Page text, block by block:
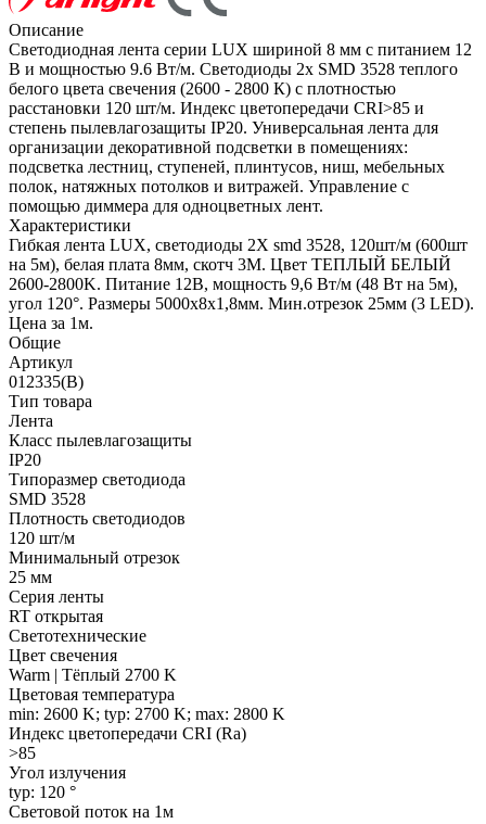
Описание
Светодиодная лента серии LUX шириной 8 мм с питанием 12
В и мощностью 9.6 Вт/м. Светодиоды 2x SMD 3528 теплого
белого цвета свечения (2600 - 2800 К) с плотностью
расстановки 120 шт/м. Индекс цветопередачи CRI>85 и
степень пылевлагозащиты IP20. Универсальная лента для
организации декоративной подсветки в помещениях:
подсветка лестниц, ступеней, плинтусов, ниш, мебельных
полок, натяжных потолков и витражей. Управление с
помощью диммера для одноцветных лент.
Характеристики
Гибкая лента LUX, светодиоды 2Х smd 3528, 120шт/м (600шт
на 5м), белая плата 8мм, скотч 3М. Цвет ТЕПЛЫЙ БЕЛЫЙ
2600-2800K. Питание 12В, мощность 9,6 Вт/м (48 Вт на 5м),
угол 120°. Размеры 5000х8х1,8мм. Мин.отрезок 25мм (3 LED).
Цена за 1м.
Общие
Артикул
012335(B)
Тип товара
Лента
Класс пылевлагозащиты
IP20
Типоразмер светодиода
SMD 3528
Плотность светодиодов
120 шт/м
Минимальный отрезок
25 мм
Серия ленты
RT открытая
Светотехнические
Цвет свечения
Warm | Тёплый 2700 K
Цветовая температура
min: 2600 K; typ: 2700 K; max: 2800 K
Индекс цветопередачи CRI (Ra)
>85
Угол излучения
typ: 120 °
Световой поток на 1м